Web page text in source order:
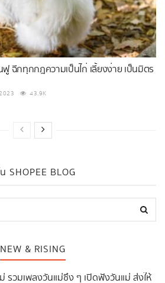
ฟู ฉีกทุกกฎความเป็นไก่ เลี้ยงง่าย เป็นมิตร
43.9K
SHOPEE BLOG
NEW & RISING
รวมเพลงวันแม่ซึ้ง ๆ เปิดฟังวันแม่ ส่งให้